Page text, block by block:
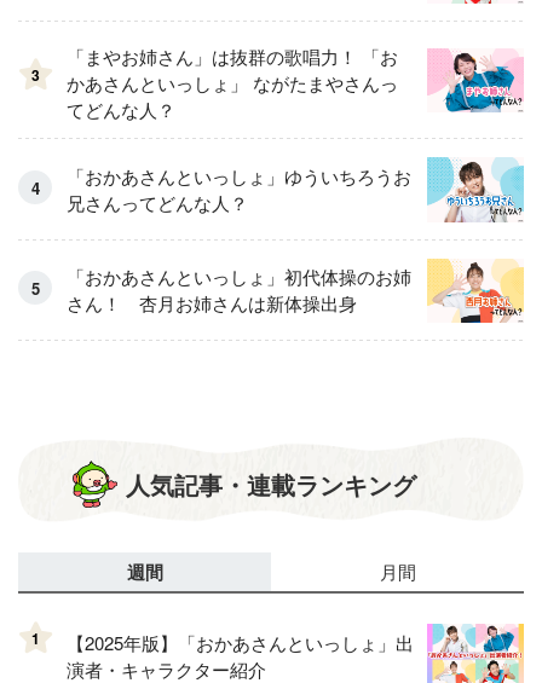
3
「まやお姉さん」は抜群の歌唱力！ 「お
かあさんといっしょ」 ながたまやさんっ
てどんな人？
「おかあさんといっしょ」ゆういちろうお
兄さんってどんな人？
「おかあさんといっしょ」初代体操のお姉
さん！ 杏月お姉さんは新体操出身
人気記事・連載ランキング
週間 月間
1
【2025年版】「おかあさんといっしょ」出
演者・キャラクター紹介